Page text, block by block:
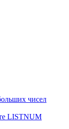
чисел
LISTNUM